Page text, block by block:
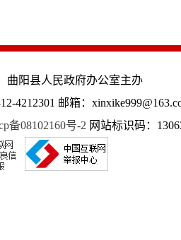
曲阳县人民政府办公室主办
4212301 邮箱：
备08102160号-2 网站标识码：